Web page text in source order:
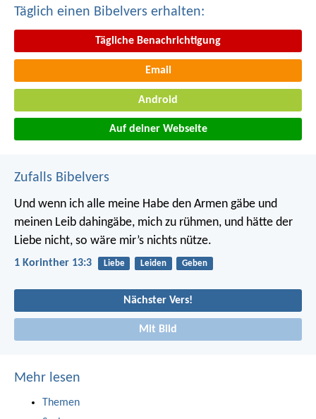
Täglich einen Bibelvers erhalten:
Tägliche Benachrichtigung
Email
Android
Auf deiner Webseite
Zufalls Bibelvers
Und wenn ich alle meine Habe den Armen gäbe und
meinen Leib dahingäbe, mich zu rühmen, und hätte der
Liebe nicht, so wäre mir’s nichts nütze.
1 Korinther 13:3 Liebe Leiden Geben
Nächster Vers!
Mit Bild
Mehr lesen
Themen